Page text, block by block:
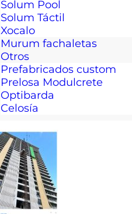
Solum Pool
Solum Táctil
Xocalo
Murum fachaletas
Otros
Prefabricados custom
Prelosa Modulcrete
Optibarda
Celosía